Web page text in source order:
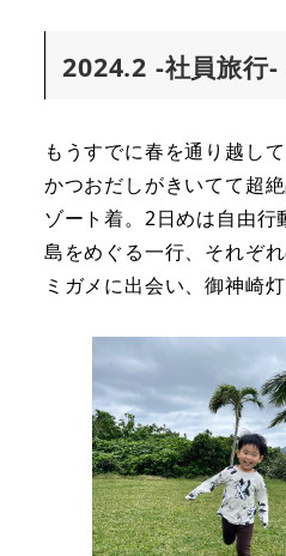
2024.2 -社員旅行
もうすでに春を通り越し
かつおだしがきいてて超
ゾート着。2日めは自由
島をめぐる一行、それぞ
ミガメに出会い、御神崎